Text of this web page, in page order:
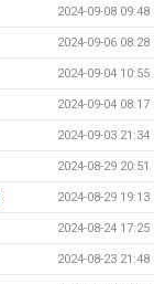
2024-09-08 09:48
2024-09-06 08:28
2024-09-04 10:55
2024-09-04 08:17
2024-09-03 21:34
2024-08-29 20:51
2024-08-29 19:13
2024-08-24 17:25
2024-08-23 21:48